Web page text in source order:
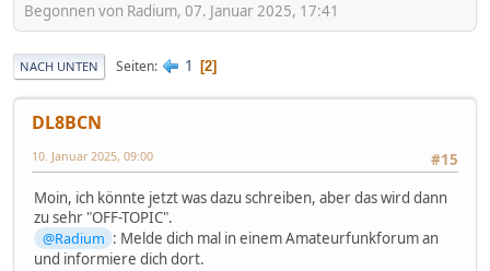
Begonnen von Radium, 07. Januar 2025, 17:41
NACH UNTEN Seiten 1 2
DL8BCN
#15
10. Januar 2025, 09:00
Moin, ich könnte jetzt was dazu schreiben, aber das wird dann
zu sehr "OFF-TOPIC".
@Radium : Melde dich mal in einem Amateurfunkforum an
und informiere dich dort.